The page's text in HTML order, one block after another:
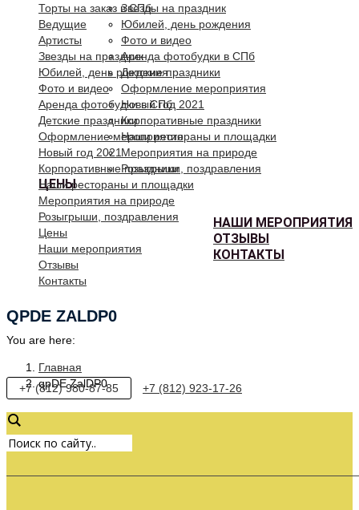
Звезды на праздник
Юбилей, день рождения
Фото и видео
Аренда фотобудки в СПб
Детские праздники
Оформление мероприятия
Новый год 2021
Корпоративные праздники
Наши рестораны и площадки
Мероприятия на природе
Розыгрыши, поздравления
ЦЕНЫ
НАШИ МЕРОПРИЯТИЯ
ОТЗЫВЫ
КОНТАКТЫ
Торты на заказ в СПб
Ведущие
Артисты
Звезды на праздник
Юбилей, день рождения
Фото и видео
Аренда фотобудки в СПб
Детские праздники
Оформление мероприятия
Новый год 2021
Корпоративные праздники
Наши рестораны и площадки
Мероприятия на природе
Розыгрыши, поздравления
Цены
Наши мероприятия
Отзывы
Контакты
QPDE ZALDP0
You are here:
Главная
qpDE ZalDP0
+7 (812) 980-87-85 +7 (812) 923-17-26